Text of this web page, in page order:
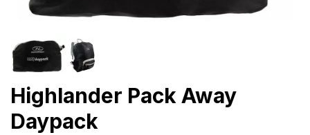
Highlander Pack Away
Daypack